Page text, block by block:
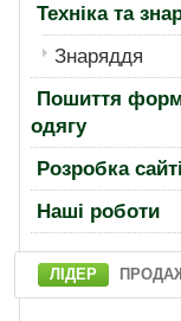
Техніка та
Знаряддя
Пошиття
одягу
Розробка
Нашi роботи
ЛІДЕР